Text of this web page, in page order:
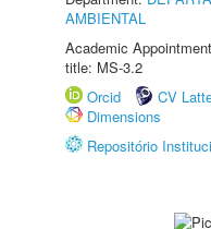
AMBIENTAL
Academic
title: MS-3.2
Orcid
CV
Dimensions
Repositório